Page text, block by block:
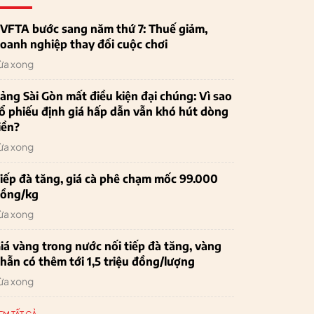
bước sang năm thứ 7: Thuế giảm,
nghiệp thay đổi cuộc chơi
xong
Sài Gòn mất điều kiện đại chúng: Vì sao
phiếu định giá hấp dẫn vẫn khó hút dòng
xong
đà tăng, giá cà phê chạm mốc 99.000
kg
xong
vàng trong nước nối tiếp đà tăng, vàng
có thêm tới 1,5 triệu đồng/lượng
xong